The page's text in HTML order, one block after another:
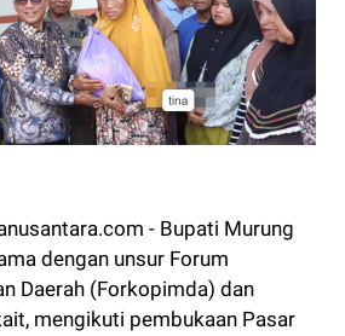
- Bupati Murung
dengan unsur Forum
Daerah (Forkopimda) dan
mengikuti pembukaan Pasar